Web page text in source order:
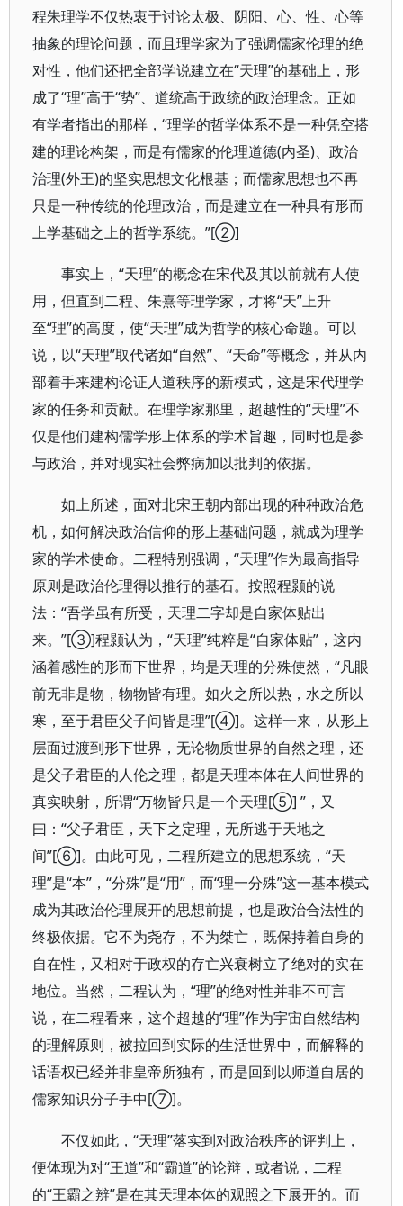
程朱理学不仅热衷于讨论太极、阴阳、心、性、心等
抽象的理论问题，而且理学家为了强调儒家伦理的绝
对性，他们还把全部学说建立在“天理”的基础上，形
成了“理”高于“势”、道统高于政统的政治理念。正如
有学者指出的那样，“理学的哲学体系不是一种凭空搭
建的理论构架，而是有儒家的伦理道德(内圣)、政治
治理(外王)的坚实思想文化根基；而儒家思想也不再
只是一种传统的伦理政治，而是建立在一种具有形而
上学基础之上的哲学系统。”[②]
事实上，“天理”的概念在宋代及其以前就有人使
用，但直到二程、朱熹等理学家，才将“天”上升
至“理”的高度，使“天理”成为哲学的核心命题。可以
说，以“天理”取代诸如“自然”、“天命”等概念，并从内
部着手来建构论证人道秩序的新模式，这是宋代理学
家的任务和贡献。在理学家那里，超越性的“天理”不
仅是他们建构儒学形上体系的学术旨趣，同时也是参
与政治，并对现实社会弊病加以批判的依据。
如上所述，面对北宋王朝内部出现的种种政治危
机，如何解决政治信仰的形上基础问题，就成为理学
家的学术使命。二程特别强调，“天理”作为最高指导
原则是政治伦理得以推行的基石。按照程颢的说
法：“吾学虽有所受，天理二字却是自家体贴出
来。”[③]程颢认为，“天理”纯粹是“自家体贴”，这内
涵着感性的形而下世界，均是天理的分殊使然，“凡眼
前无非是物，物物皆有理。如火之所以热，水之所以
寒，至于君臣父子间皆是理”[④]。这样一来，从形上
层面过渡到形下世界，无论物质世界的自然之理，还
是父子君臣的人伦之理，都是天理本体在人间世界的
真实映射，所谓“万物皆只是一个天理[⑤] ”，又
曰：“父子君臣，天下之定理，无所逃于天地之
间”[⑥]。由此可见，二程所建立的思想系统，“天
理”是“本”，“分殊”是“用”，而“理一分殊”这一基本模式
成为其政治伦理展开的思想前提，也是政治合法性的
终极依据。它不为尧存，不为桀亡，既保持着自身的
自在性，又相对于政权的存亡兴衰树立了绝对的实在
地位。当然，二程认为，“理”的绝对性并非不可言
说，在二程看来，这个超越的“理”作为宇宙自然结构
的理解原则，被拉回到实际的生活世界中，而解释的
话语权已经并非皇帝所独有，而是回到以师道自居的
儒家知识分子手中[⑦]。
不仅如此，“天理”落实到对政治秩序的评判上，
便体现为对“王道”和“霸道”的论辩，或者说，二程
的“王霸之辨”是在其天理本体的观照之下展开的。而